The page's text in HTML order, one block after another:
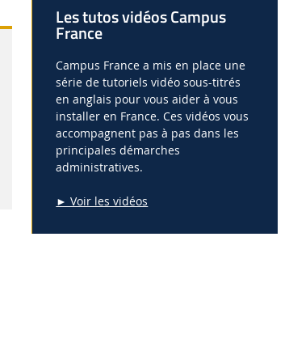
Les tutos vidéos Campus
France
Campus France a mis en place une
série de tutoriels vidéo sous-titrés
en anglais pour vous aider à vous
installer en France. Ces vidéos vous
accompagnent pas à pas dans les
principales démarches
administratives.
► Voir les vidéos